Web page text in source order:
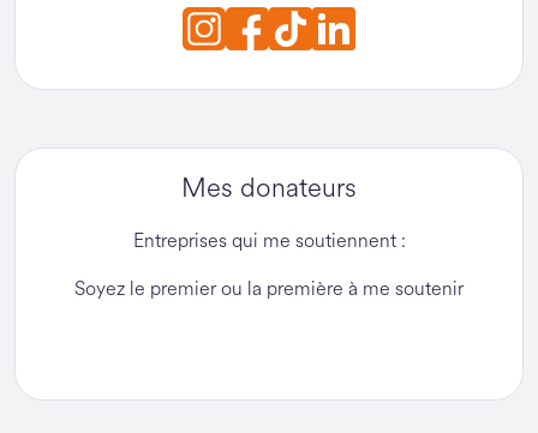
Mes donateurs
Entreprises qui me soutiennent :
Soyez le premier ou la première à me soutenir